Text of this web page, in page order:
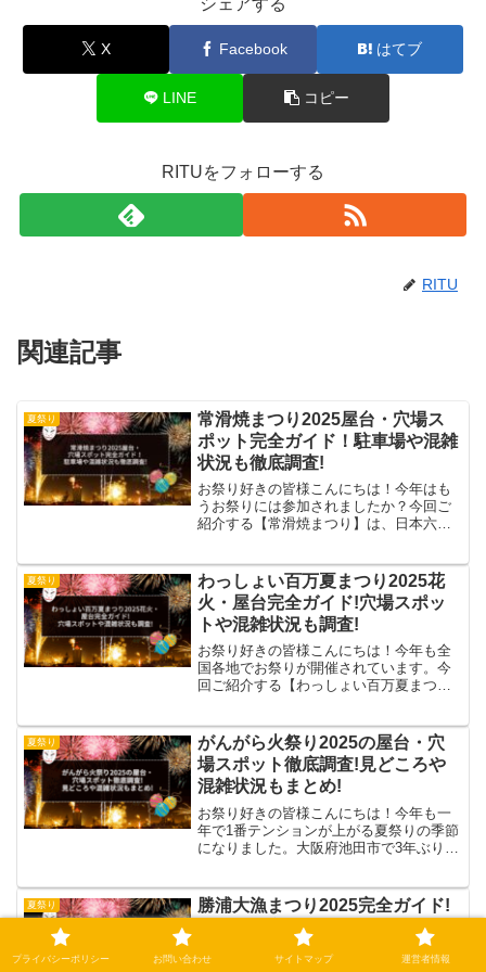
シェアする
X Facebook はてブ
LINE コピー
RITUをフォローする
RITU
関連記事
夏祭り
常滑焼まつり2025屋台・穴場ス
ポット完全ガイド！駐車場や混雑
状況も徹底調査!
お祭り好きの皆様こんにちは！今年はも
うお祭りには参加されましたか？今回ご
紹介する【常滑焼まつり】は、日本六古
先ずは来月の常滑焼まつりから怒涛の磯
部組スタートです。しこたま...
夏祭り
わっしょい百万夏まつり2025花
火・屋台完全ガイド!穴場スポッ
トや混雑状況も調査!
お祭り好きの皆様こんにちは！今年も全
国各地でお祭りが開催されています。今
回ご紹介する【わっしょい百万夏まつ
百万夏まつりのCM動画が完成しました👏
リバーウォーク北九州向か...
夏祭り
がんがら火祭り2025の屋台・穴
場スポット徹底調査!見どころや
混雑状況もまとめ!
お祭り好きの皆様こんにちは！今年も一
年で1番テンションが上がる夏祭りの季節
になりました。大阪府池田市で3年ぶりに
ら続いており家内安全・火難厄除けを願
って始まったとさ...
夏祭り
勝浦大漁まつり2025完全ガイド!
屋台から穴場スポット・混雑状況
プライバシーポリシー お問い合わせ サイトマップ 運営者情報